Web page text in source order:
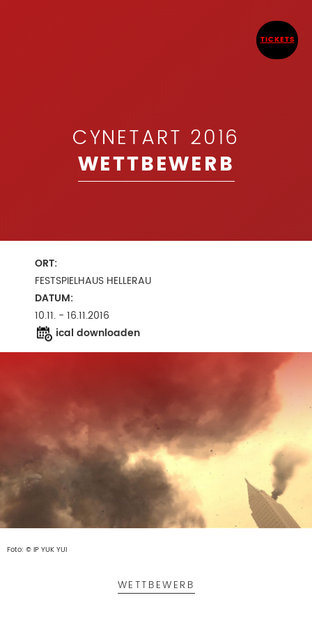
TICKETS
CYNETART 2016
WETTBEWERB
ORT:
FESTSPIELHAUS HELLERAU
DATUM:
10.11. - 16.11.2016
ical downloaden
Foto: © IP YUK YUI
WETTBEWERB